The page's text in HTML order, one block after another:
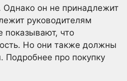
Однако он не принадлежит
руководителям
показывают, что
Но они также должны
Подробнее про покупку